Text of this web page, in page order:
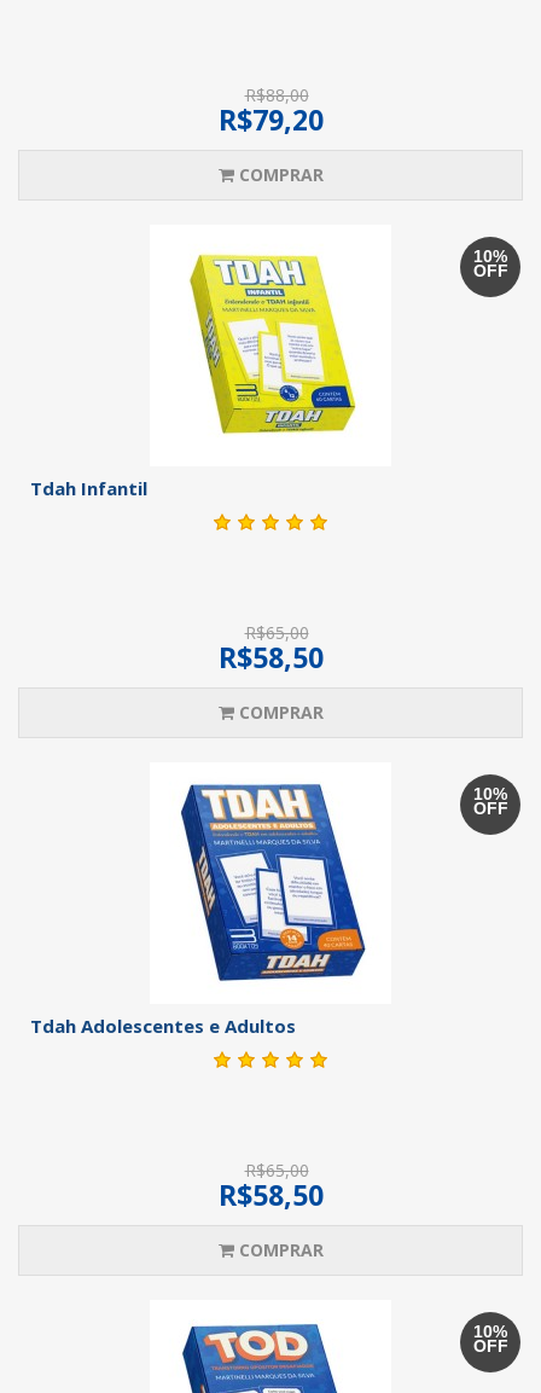
R$88,00
R$79,20
COMPRAR
10%
OFF
Tdah Infantil
R$65,00
R$58,50
COMPRAR
10%
OFF
Tdah Adolescentes e Adultos
R$65,00
R$58,50
COMPRAR
10%
OFF